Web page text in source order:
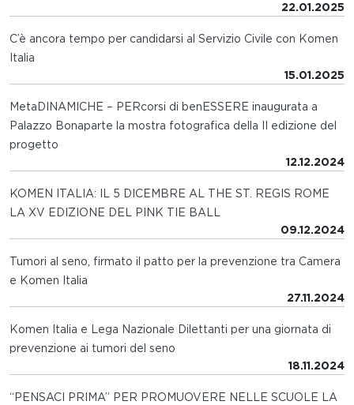
22.01.2025
C’è ancora tempo per candidarsi al Servizio Civile con Komen
Italia
15.01.2025
MetaDINAMICHE – PERcorsi di benESSERE inaugurata a
Palazzo Bonaparte la mostra fotografica della II edizione del
progetto
12.12.2024
KOMEN ITALIA: IL 5 DICEMBRE AL THE ST. REGIS ROME
LA XV EDIZIONE DEL PINK TIE BALL
09.12.2024
Tumori al seno, firmato il patto per la prevenzione tra Camera
e Komen Italia
27.11.2024
Komen Italia e Lega Nazionale Dilettanti per una giornata di
prevenzione ai tumori del seno
18.11.2024
“PENSACI PRIMA” PER PROMUOVERE NELLE SCUOLE LA